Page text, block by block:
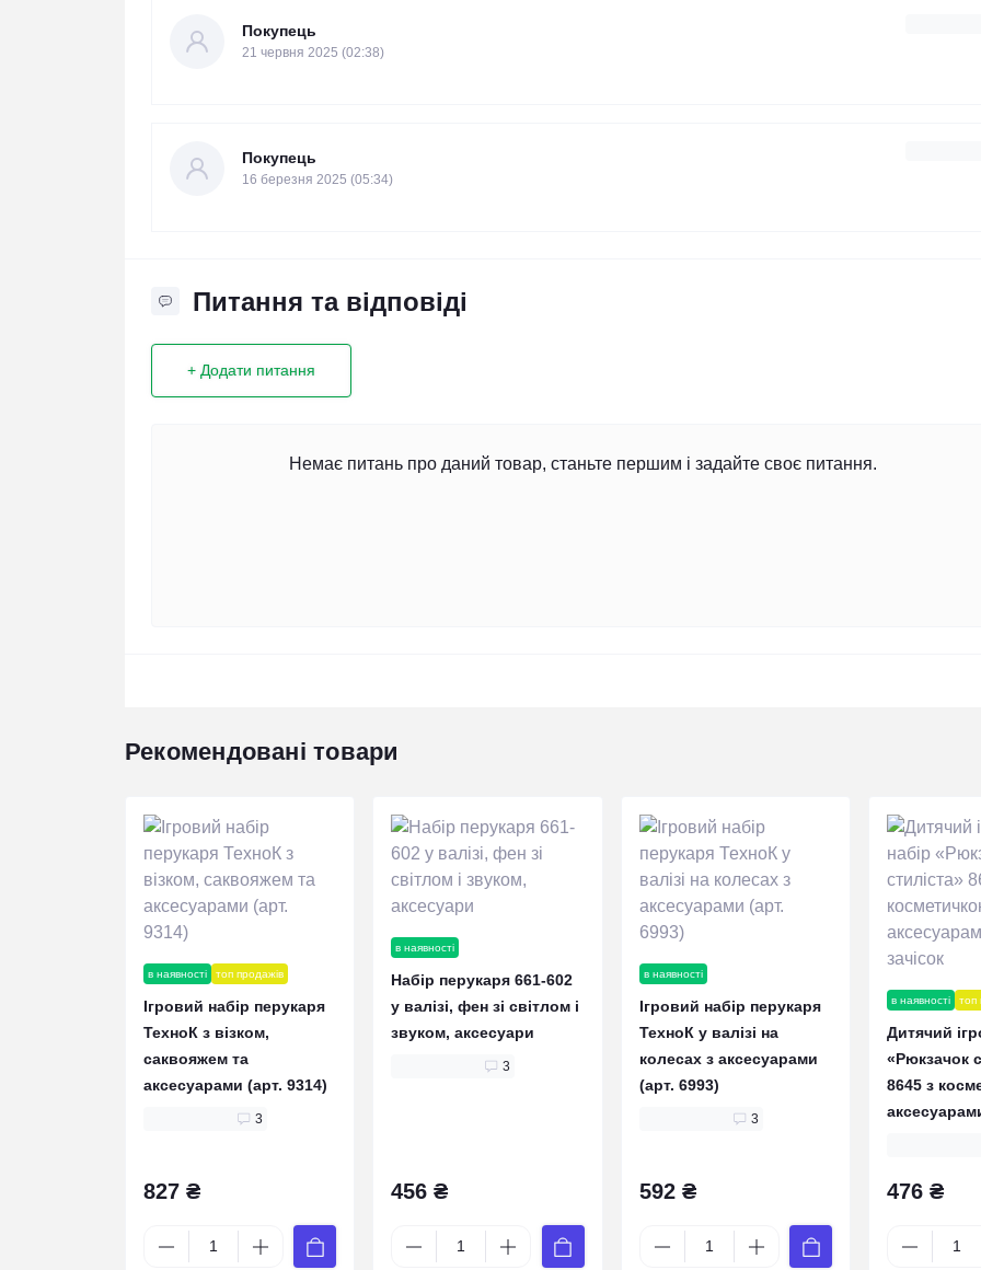
Покупець
21 червня 2025 (02:38)
Покупець
16 березня 2025 (05:34)
Питання та відповіді
+ Додати питання
Немає питань про даний товар, станьте першим і задайте своє питання.
Рекомендовані товари
в наявності топ продажів
Ігровий набір перукаря
ТехноК з візком,
саквояжем та
аксесуарами (арт. 9314)
3
827 ₴
в наявності
Набір перукаря 661-602
у валізі, фен зі світлом і
звуком, аксесуари
3
456 ₴
в наявності
Ігровий набір перукаря
ТехноК у валізі на
колесах з аксесуарами
(арт. 6993)
3
592 ₴
в наявності топ
Дитячий
«Рюкзачок
8645 з
476 ₴